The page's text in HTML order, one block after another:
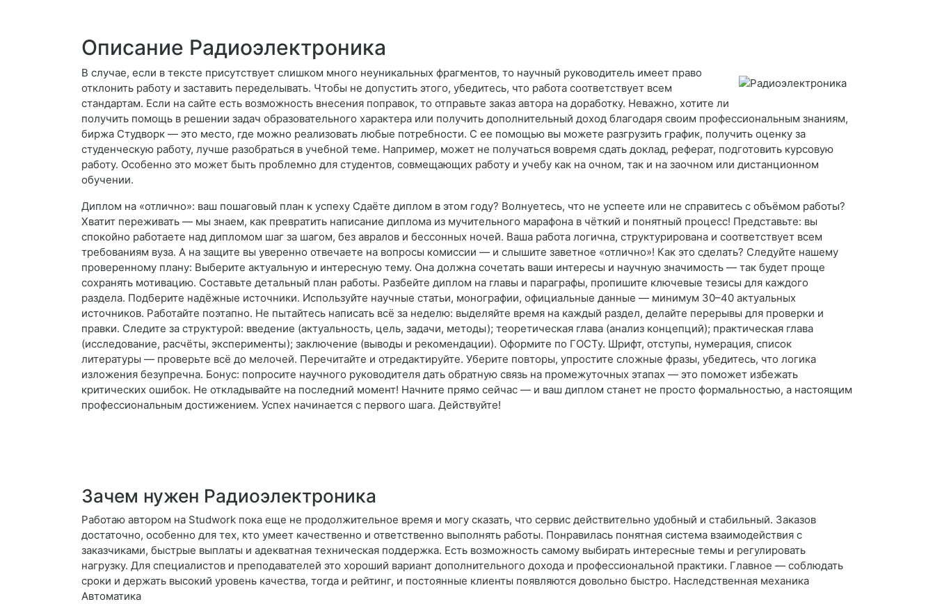
Описание Радиоэлектроника
В случае, если в тексте присутствует слишком много неуникальных фрагментов, то научный руководитель имеет право
отклонить работу и заставить переделывать. Чтобы не допустить этого, убедитесь, что работа соответствует всем
стандартам. Если на сайте есть возможность внесения поправок, то отправьте заказ автора на доработку. Неважно, хотите ли
получить помощь в решении задач образовательного характера или получить дополнительный доход благодаря своим профессиональным знаниям,
биржа Студворк — это место, где можно реализовать любые потребности. С ее помощью вы можете разгрузить график, получить оценку за
студенческую работу, лучше разобраться в учебной теме. Например, может не получаться вовремя сдать доклад, реферат, подготовить курсовую
работу. Особенно это может быть проблемно для студентов, совмещающих работу и учебу как на очном, так и на заочном или дистанционном
обучении.
Диплом на «отлично»: ваш пошаговый план к успеху Сдаёте диплом в этом году? Волнуетесь, что не успеете или не справитесь с объёмом работы?
Хватит переживать — мы знаем, как превратить написание диплома из мучительного марафона в чёткий и понятный процесс! Представьте: вы
спокойно работаете над дипломом шаг за шагом, без авралов и бессонных ночей. Ваша работа логична, структурирована и соответствует всем
требованиям вуза. А на защите вы уверенно отвечаете на вопросы комиссии — и слышите заветное «отлично»! Как это сделать? Следуйте нашему
проверенному плану: Выберите актуальную и интересную тему. Она должна сочетать ваши интересы и научную значимость — так будет проще
сохранять мотивацию. Составьте детальный план работы. Разбейте диплом на главы и параграфы, пропишите ключевые тезисы для каждого
раздела. Подберите надёжные источники. Используйте научные статьи, монографии, официальные данные — минимум 30–40 актуальных
источников. Работайте поэтапно. Не пытайтесь написать всё за неделю: выделяйте время на каждый раздел, делайте перерывы для проверки и
правки. Следите за структурой: введение (актуальность, цель, задачи, методы); теоретическая глава (анализ концепций); практическая глава
(исследование, расчёты, эксперименты); заключение (выводы и рекомендации). Оформите по ГОСТу. Шрифт, отступы, нумерация, список
литературы — проверьте всё до мелочей. Перечитайте и отредактируйте. Уберите повторы, упростите сложные фразы, убедитесь, что логика
изложения безупречна. Бонус: попросите научного руководителя дать обратную связь на промежуточных этапах — это поможет избежать
критических ошибок. Не откладывайте на последний момент! Начните прямо сейчас — и ваш диплом станет не просто формальностью, а настоящим
профессиональным достижением. Успех начинается с первого шага. Действуйте!
Зачем нужен Радиоэлектроника
Работаю автором на Studwork пока еще не продолжительное время и могу сказать, что сервис действительно удобный и стабильный. Заказов
достаточно, особенно для тех, кто умеет качественно и ответственно выполнять работы. Понравилась понятная система взаимодействия с
заказчиками, быстрые выплаты и адекватная техническая поддержка. Есть возможность самому выбирать интересные темы и регулировать
нагрузку. Для специалистов и преподавателей это хороший вариант дополнительного дохода и профессиональной практики. Главное — соблюдать
сроки и держать высокий уровень качества, тогда и рейтинг, и постоянные клиенты появляются довольно быстро. Наследственная механика
Автоматика